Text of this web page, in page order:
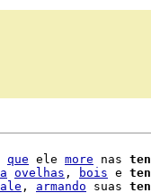
que ele more nas
ovelhas , bois e
, armando suas